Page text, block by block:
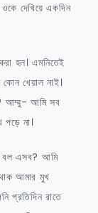
দেখিয়ে একদিন
হল। এমনিতেই
খেয়াল নাই।
আম্মু- আমি সব
না।
বল এসব? আমি
আমার মুখ
প্রতিদিন রাতে